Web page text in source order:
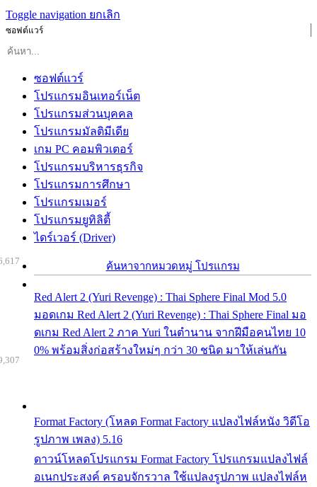
Toggle navigation ยกเลิก
ซอฟต์แวร์
ซอฟต์แวร์
โปรแกรมอินเทอร์เน็ต
โปรแกรมส่วนบุคคล
โปรแกรมมัลติมีเดีย
เกม PC คอมพิวเตอร์
โปรแกรมบริหารธุรกิจ
โปรแกรมการศึกษา
โปรแกรมเมอร์
โปรแกรมยูทิลิตี้
ไดร์เวอร์ (Driver)
ค้นหาจากหมวดหมู่ โปรแกรม
Red Alert 2 (Yuri Revenge) : Thai Sphere Final Mod 5.0
มอดเกม Red Alert 2 (Yuri Revenge) : Thai Sphere Final มอ
ดเกม Red Alert 2 ภาค Yuri ในตำนาน จากฝีมือคนไทย 10
0% พร้อมสิ่งก่อสร้างใหม่ๆ กว่า 30 ชนิด มาให้เล่นกัน
Format Factory (โหลด Format Factory แปลงไฟล์หนัง วิดีโอ
รูปภาพ เพลง) 5.16
ดาวน์โหลดโปรแกรม Format Factory โปรแกรมแปลงไฟล์
อเนกประสงค์ ครอบจักรวาล ใช้แปลงรูปภาพ แปลงไฟล์ห